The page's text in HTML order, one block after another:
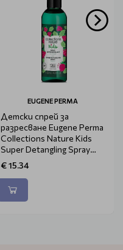
EUGENE PERMA
Детски спрей за
разресване Eugene Perma
Collections Nature Kids
Super Detangling Spray
125ml
€ 15.34